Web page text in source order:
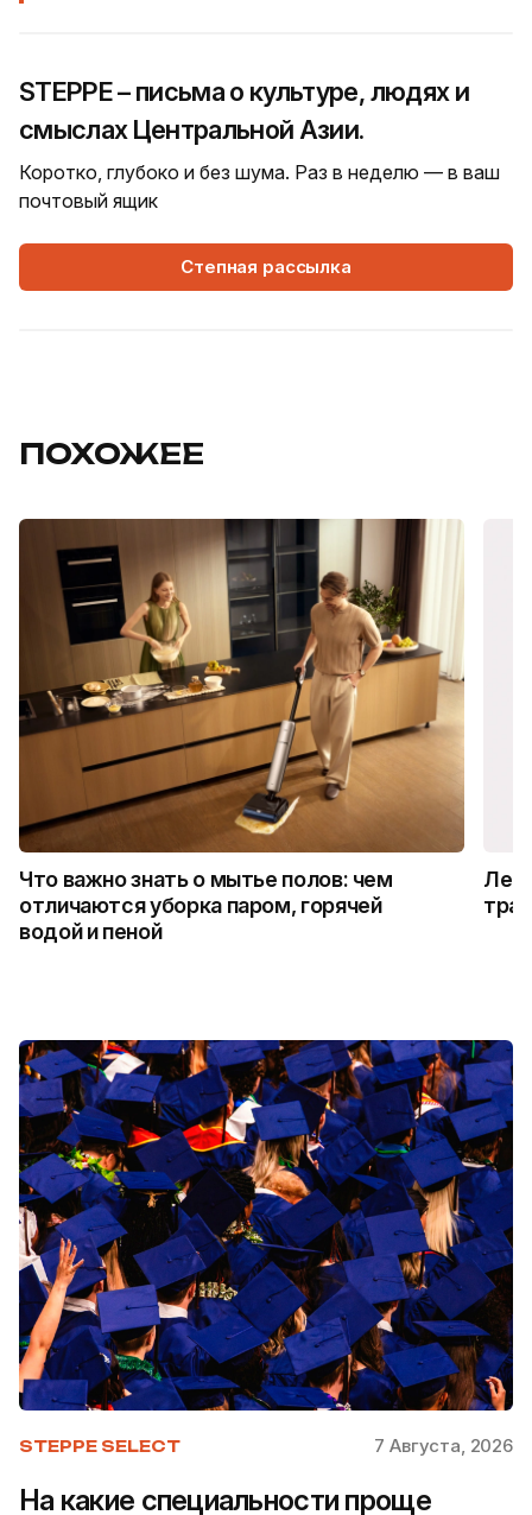
STEPPE – письма о культуре, людях и
смыслах Центральной Азии.
Коротко, глубоко и без шума. Раз в неделю — в ваш
почтовый ящик
Степная рассылка
ПОХОЖЕЕ
Что важно знать о мытье полов: чем
отличаются уборка паром, горячей
водой и пеной
STEPPE SELECT 7 Августа, 2026
На какие специальности проще